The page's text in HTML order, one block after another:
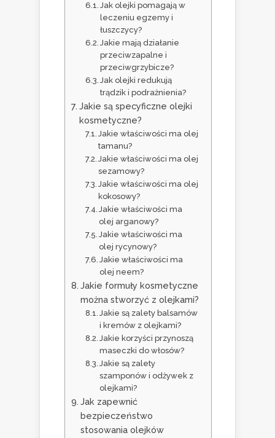
Jak olejki pomagają w
leczeniu egzemy i
łuszczycy?
Jakie mają działanie
przeciwzapalne i
przeciwgrzybicze?
Jak olejki redukują
trądzik i podrażnienia?
Jakie są specyficzne olejki
kosmetyczne?
Jakie właściwości ma olej
tamanu?
Jakie właściwości ma olej
sezamowy?
Jakie właściwości ma olej
kokosowy?
Jakie właściwości ma
olej arganowy?
Jakie właściwości ma
olej rycynowy?
Jakie właściwości ma
olej neem?
Jakie formuły kosmetyczne
można stworzyć z olejkami?
Jakie są zalety balsamów
i kremów z olejkami?
Jakie korzyści przynoszą
maseczki do włosów?
Jakie są zalety
szamponów i odżywek z
olejkami?
Jak zapewnić
bezpieczeństwo
stosowania olejków